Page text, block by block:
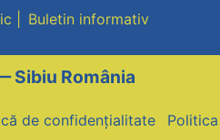
Buletin informativ
Sibiu România
de confidențialitate